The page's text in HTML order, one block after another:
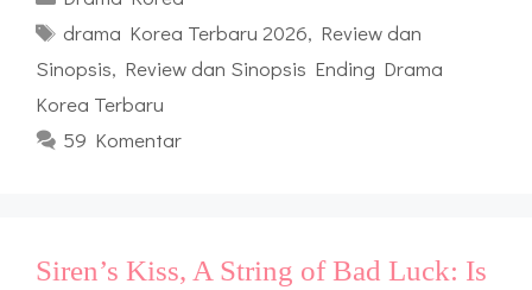
Tag
drama Korea Terbaru 2026, Review dan
Sinopsis, Review dan Sinopsis Ending Drama
Korea Terbaru
59 Komentar
Siren’s Kiss, A String of Bad Luck: Is